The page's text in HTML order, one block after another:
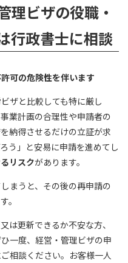
理ビザの役職・
行政書士に相談
可の危険性を伴います
ザと比較しても特に厳し
業計画の合理性や申請者の
納得させるだけの立証が求
う」と安易に申請を進めてし
リスクがあります。
まうと、その後の再申請の
。
は更新できるか不安な方、
一度、経営・管理ビザの申
ご相談ください。お客様一人